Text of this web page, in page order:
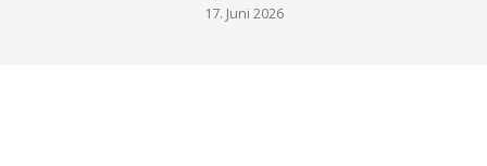
17. Juni 2026